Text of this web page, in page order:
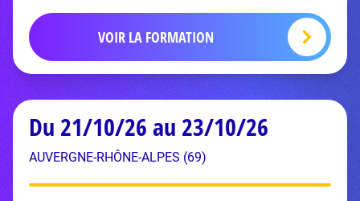
VOIR LA FORMATION
Du 21/10/26 au 23/10/26
AUVERGNE-RHÔNE-ALPES (69)